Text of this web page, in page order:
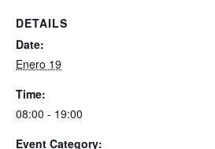
DETAILS
Date:
Enero 19
Time:
08:00 - 19:00
Event Category: